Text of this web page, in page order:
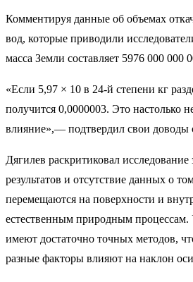
Комментируя данные об объемах
вод, которые приводили
масса Земли составляет 5976 000 000
«Если 5,97 × 10 в 24-й степени кг
получится 0,0000003. Это настолько
влияние»,— подтвердил свои доводы
Дягилев раскритиковал исследование
результатов и отсутствие данных о
перемещаются на поверхности и
естественным природным
имеют достаточно точных методов,
разные факторы влияют на наклон